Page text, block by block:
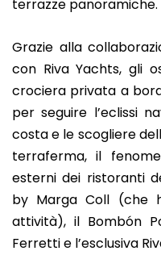
terrazze panoramiche.
Grazie alla
con Riva Yachts, gli
crociera privata a
per seguire l’eclissi
costa e le scogliere
terraferma, il
esterni dei ristoranti
by Marga Coll (che
attività), il Bombón
Ferretti e l’esclusiva